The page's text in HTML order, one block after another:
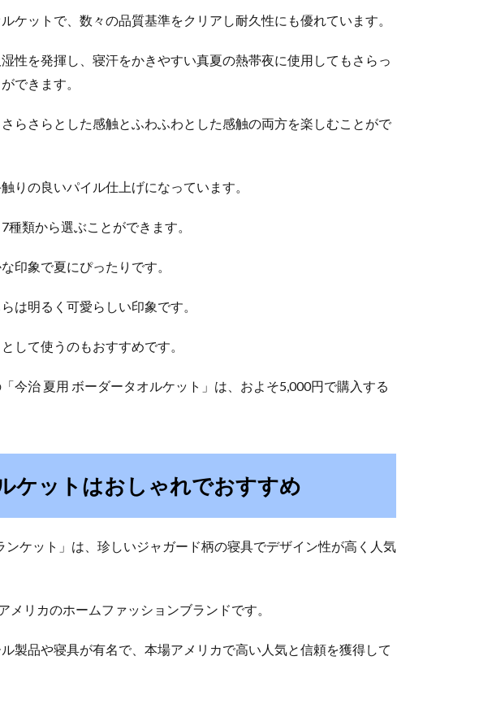
ケットで、数々の品質基準をクリアし耐久性にも優れています。
性を発揮し、寝汗をかきやすい真夏の熱帯夜に使用してもさらっ
できます。
らさらとした感触とふわふわとした感触の両方を楽しむことがで
りの良いパイル仕上げになっています。
類から選ぶことができます。
印象で夏にぴったりです。
は明るく可愛らしい印象です。
して使うのもおすすめです。
今治 夏用 ボーダータオルケット」は、およそ5,000円で購入する
ケットはおしゃれでおすすめ
ンケット」は、珍しいジャガード柄の寝具でデザイン性が高く人気
リカのホームファッションブランドです。
製品や寝具が有名で、本場アメリカで高い人気と信頼を獲得して